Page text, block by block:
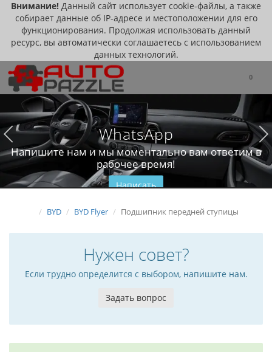
Внимание! Данный сайт использует cookie-файлы, а также
собирает данные об IP-адресе и местоположении для его
функционирования. Продолжая использовать данный
ресурс, вы автоматически соглашаетесь с использованием
данных технологий.
0
WhatsApp
Напишите нам и мы моментально вам ответим в
рабочее время!
Написать
BYD BYD Flyer Подшипник передней ступицы
Нужен совет?
Если трудно определится с выбором, напишите нам.
Задать вопрос